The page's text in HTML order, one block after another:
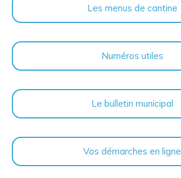
Les menus de cantine
Numéros utiles
Le bulletin municipal
Vos démarches en ligne